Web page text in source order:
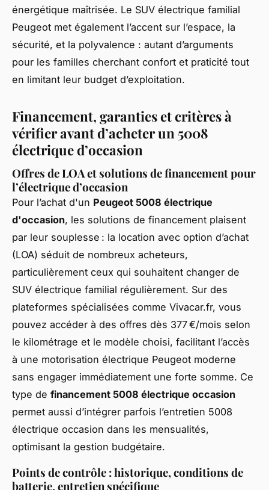
énergétique maîtrisée. Le SUV électrique familial
Peugeot met également l’accent sur l’espace, la
sécurité, et la polyvalence : autant d’arguments
pour les familles cherchant confort et praticité tout
en limitant leur budget d’exploitation.
Financement, garanties et critères à
vérifier avant d’acheter un 5008
électrique d’occasion
Offres de LOA et solutions de financement pour
l’électrique d’occasion
Pour l’achat d'un Peugeot 5008 électrique
d'occasion, les solutions de financement plaisent
par leur souplesse : la location avec option d’achat
(LOA) séduit de nombreux acheteurs,
particulièrement ceux qui souhaitent changer de
SUV électrique familial régulièrement. Sur des
plateformes spécialisées comme Vivacar.fr, vous
pouvez accéder à des offres dès 377 €/mois selon
le kilométrage et le modèle choisi, facilitant l’accès
à une motorisation électrique Peugeot moderne
sans engager immédiatement une forte somme. Ce
type de financement 5008 électrique occasion
permet aussi d’intégrer parfois l’entretien 5008
électrique occasion dans les mensualités,
optimisant la gestion budgétaire.
Points de contrôle : historique, conditions de
batterie, entretien spécifique